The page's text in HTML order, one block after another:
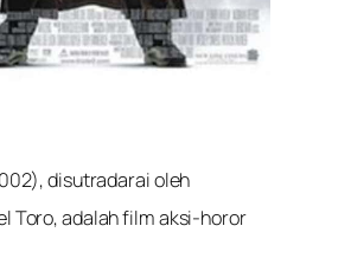
disutradarai oleh
Toro, adalah film aksi-horor